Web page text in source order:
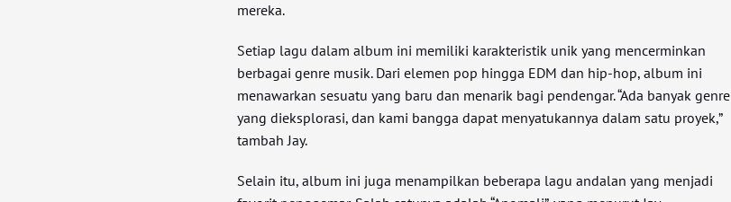
mereka.
Setiap lagu dalam album ini memiliki karakteristik unik yang mencerminkan
berbagai genre musik. Dari elemen pop hingga EDM dan hip-hop, album ini
menawarkan sesuatu yang baru dan menarik bagi pendengar. “Ada banyak genre
yang dieksplorasi, dan kami bangga dapat menyatukannya dalam satu proyek,”
tambah Jay.
Selain itu, album ini juga menampilkan beberapa lagu andalan yang menjadi